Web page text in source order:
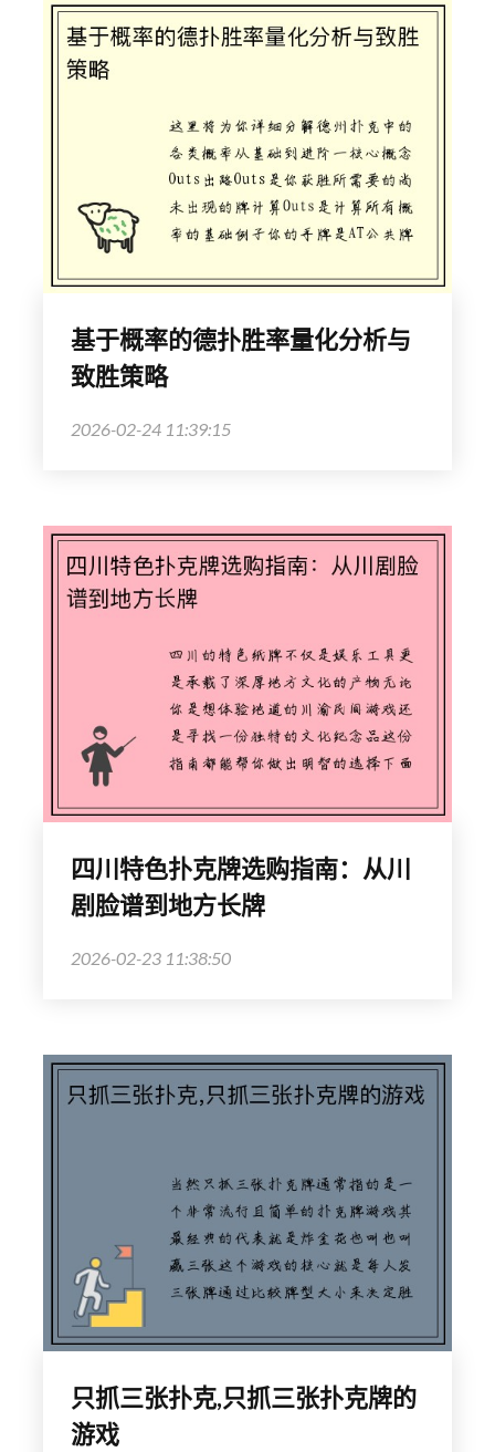
基于概率的德扑胜率量化分析与
致胜策略
2026-02-24 11:39:15
四川特色扑克牌选购指南：从川
剧脸谱到地方长牌
2026-02-23 11:38:50
只抓三张扑克,只抓三张扑克牌的
游戏